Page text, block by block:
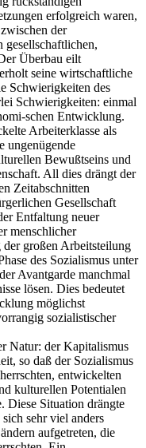
erfolgreich waren,
der
gesellschaftlichen,
Überbau eilt
seine wirtschaftliche
Schwierigkeiten des
Schwierigkeiten: einmal
schen Entwicklung.
Arbeiterklasse als
ungenügende
Bewußtseins und
All dies drängt der
Zeitabschnitten
Gesellschaft
Entfaltung neuer
menschlicher
großen Arbeitsteilung
des Sozialismus unter
Avantgarde manchmal
lösen. Dies bedeutet
möglichst
sozialistischer
Natur: der Kapitalismus
so daß der Sozialismus
entwickelten
kulturellen Potentialen
Diese Situation drängte
sehr viel anders
aufgetreten, die